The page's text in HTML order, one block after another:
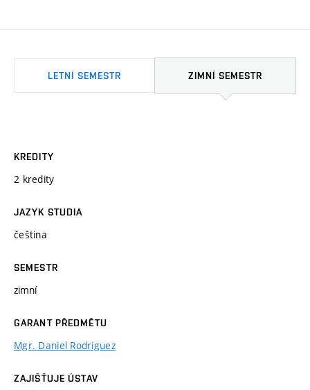
LETNÍ SEMESTR ZIMNÍ SEMESTR
KREDITY
2 kredity
JAZYK STUDIA
čeština
SEMESTR
zimní
GARANT PŘEDMĚTU
Mgr. Daniel Rodriguez
ZAJIŠŤUJE ÚSTAV